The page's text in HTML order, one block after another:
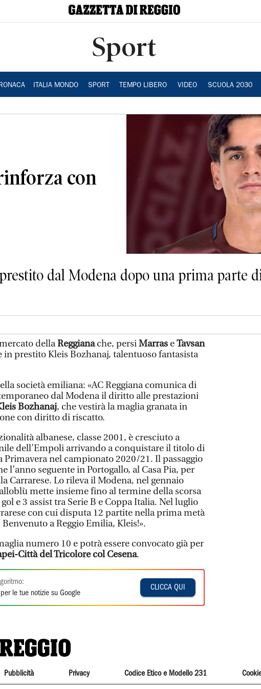
Sport
ITALIA MONDO SPORT TEMPO LIBERO VIDEO SCUOLA 2030
con
dal Modena dopo una prima parte
dellaReggianache, persiMarras eTavsan
in prestito Kleis Bozhanaj, talentuoso fantasista
società emiliana: «AC Reggiana comunica di
dal Modena il diritto alle prestazioni
Bozhanaj, che vestirà la maglia granata in
con diritto di riscatto.
albanese, classe 2001, è cresciuto a
dell’Empoli arrivando a conquistare il titolo di
Primavera nel campionato 2020/21. Il passaggio
l’anno seguente in Portogallo, al Casa Pia, per
Carrarese. Lo rileva il Modena, nel gennaio
mette insieme fino al termine della scorsa
e 3 assist tra Serie B e Coppa Italia. Nel luglio
con cui disputa 12 partite nella prima metà
a Reggio Emilia, Kleis!».
numero 10 e potrà essere convocato già per
Città del Tricolore col Cesena.
le tue notizie su Google
CLICCA QUI
Pubblicità Privacy Codice Etico e Modello 231